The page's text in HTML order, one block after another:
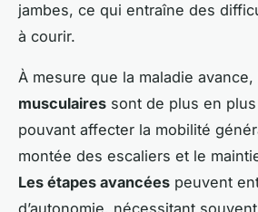
jambes, ce qui entraîne des
à courir.
À mesure que la maladie avance,
musculaires sont de plus en
pouvant affecter la mobilité
montée des escaliers et le
Les étapes avancées peuvent